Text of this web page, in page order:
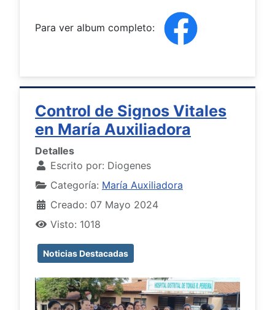
Para ver album completo:
Control de Signos Vitales
en María Auxiliadora
Detalles
Escrito por: Diogenes
Categoría: María Auxiliadora
Creado: 07 Mayo 2024
Visto: 1018
Noticias Destacadas